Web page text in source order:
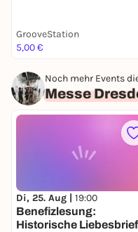
GrooveStation
5,00 €
Noch mehr Events
Messe
Di, 25. Aug | 19:00
Benefizlesung:
Historische